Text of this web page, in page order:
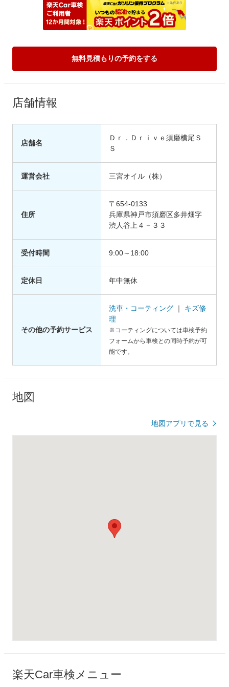
無料見積もりの予約をする
店舗情報
店舗名
Ｄｒ．Ｄｒｉｖｅ須磨横尾Ｓ
Ｓ
運営会社 三宮オイル（株）
住所
〒654-0133
兵庫県神戸市須磨区多井畑字
渋人谷上４－３３
受付時間 9:00～18:00
定休日 年中無休
その他の予約サービス
洗車・コーティング ｜
キズ修
理
※コーティングについては車検予約
フォームから車検との同時予約が可
能です。
地図
地図アプリで見る
楽天Car車検メニュー